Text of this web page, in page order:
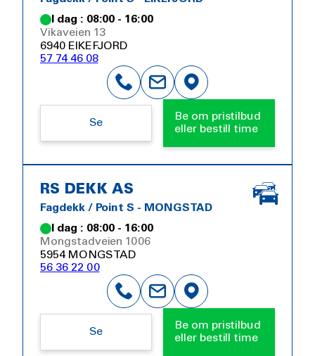
I dag : 08:00 - 16:00
Vikaveien 13
6940 EIKEFJORD
57 74 46 08
Se
Be om pristilbud
eller bestill time
RS DEKK AS
Fagdekk / Point S - MONGSTAD
I dag : 08:00 - 16:00
Mongstadveien 1006
5954 MONGSTAD
56 36 22 00
Se
Be om pristilbud
eller bestill time